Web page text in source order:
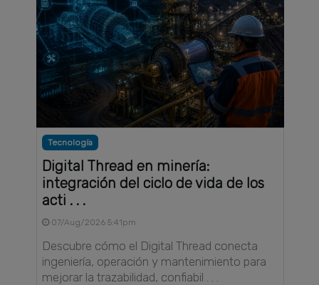
Tecnología
Digital Thread en minería:
integración del ciclo de vida de los
acti . . .
07/Aug/2026 5:41pm
Descubre cómo el Digital Thread conecta
ingeniería, operación y mantenimiento para
mejorar la trazabilidad, confiabil . . .